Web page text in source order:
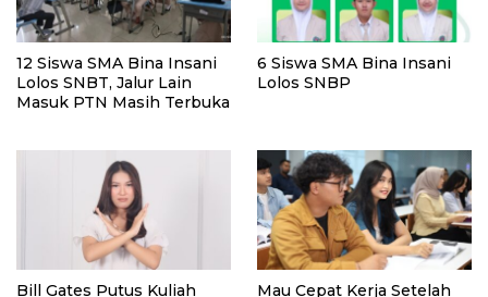
12 Siswa SMA Bina Insani
Lolos SNBT, Jalur Lain
Masuk PTN Masih Terbuka
6 Siswa SMA Bina Insani
Lolos SNBP
Bill Gates Putus Kuliah
Mau Cepat Kerja Setelah